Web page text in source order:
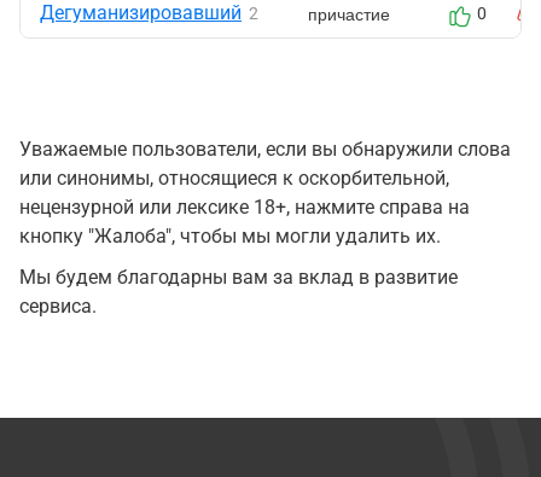
Дегуманизировавший 2 причастие 0
Уважаемые пользователи, если вы обнаружили слова
или синонимы, относящиеся к оскорбительной,
нецензурной или лексике 18+, нажмите справа на
кнопку "Жалоба", чтобы мы могли удалить их.
Мы будем благодарны вам за вклад в развитие
сервиса.